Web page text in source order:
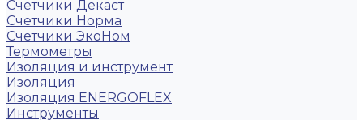
Счетчики Декаст
Счетчики Норма
Счетчики ЭкоНом
Термометры
Изоляция и инструмент
Изоляция
Изоляция ENERGOFLEX
Инструменты